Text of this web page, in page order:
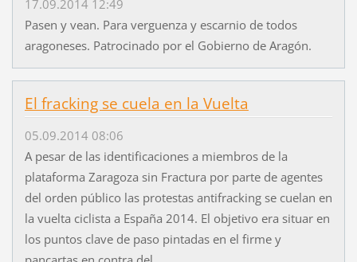
17.09.2014 12:49
Pasen y vean. Para verguenza y escarnio de todos
aragoneses. Patrocinado por el Gobierno de Aragón.
El fracking se cuela en la Vuelta
05.09.2014 08:06
A pesar de las identificaciones a miembros de la
plataforma Zaragoza sin Fractura por parte de agentes
del orden público las protestas antifracking se cuelan en
la vuelta ciclista a España 2014. El objetivo era situar en
los puntos clave de paso pintadas en el firme y